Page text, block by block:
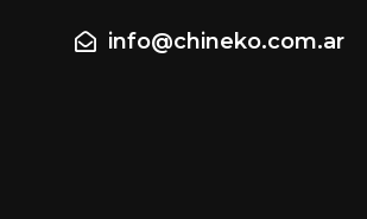
info@chineko.com.ar